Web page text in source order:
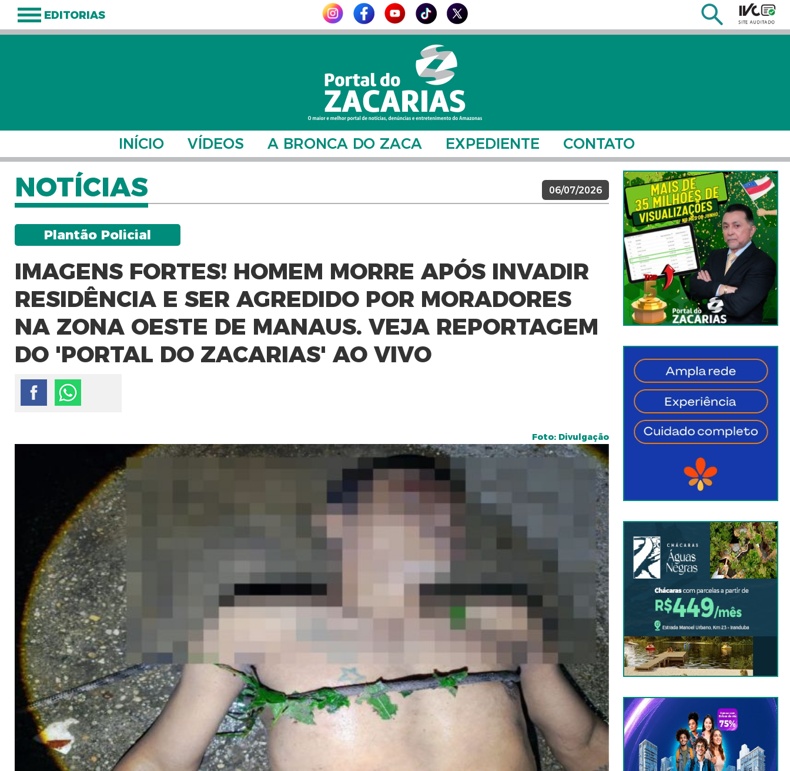
EDITORIAS
INÍCIO VÍDEOS A BRONCA DO ZACA EXPEDIENTE CONTATO
NOTÍCIAS 06/07/2026
Plantão Policial
IMAGENS FORTES! HOMEM MORRE APÓS INVADIR
RESIDÊNCIA E SER AGREDIDO POR MORADORES
NA ZONA OESTE DE MANAUS. VEJA REPORTAGEM
DO 'PORTAL DO ZACARIAS' AO VIVO
Foto: Divulgação